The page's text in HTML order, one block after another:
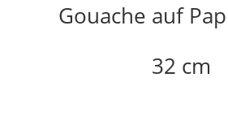
Gouache auf
32 cm